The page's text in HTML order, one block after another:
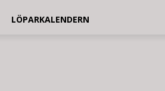
LÖPARKALENDERN